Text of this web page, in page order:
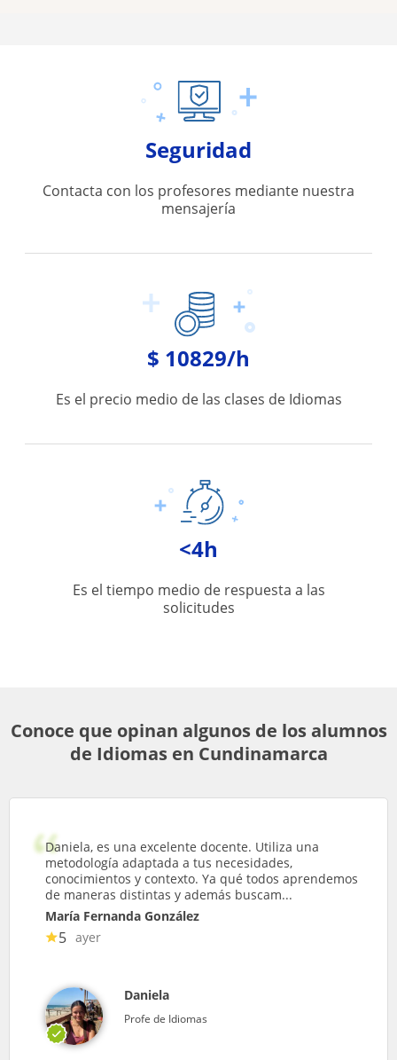
Seguridad
Contacta con los profesores mediante nuestra
mensajería
$ 10829/h
Es el precio medio de las clases de Idiomas
<4h
Es el tiempo medio de respuesta a las
solicitudes
Conoce que opinan algunos de los alumnos
de Idiomas en Cundinamarca
Daniela, es una excelente docente. Utiliza una
metodología adaptada a tus necesidades,
conocimientos y contexto. Ya qué todos aprendemos
de maneras distintas y además buscam...
María Fernanda González
5 ayer
Daniela
Profe de Idiomas